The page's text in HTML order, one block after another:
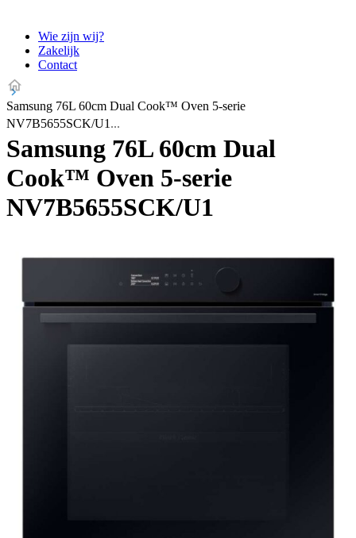
Wie zijn wij?
Zakelijk
Contact
Samsung 76L 60cm Dual Cook™ Oven 5-serie
NV7B5655SCK/U1
Samsung 76L 60cm Dual
Cook™ Oven 5-serie
NV7B5655SCK/U1